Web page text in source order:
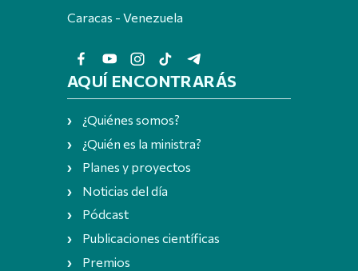
Caracas - Venezuela
AQUÍ ENCONTRARÁS
¿Quiénes somos?
¿Quién es la ministra?
Planes y proyectos
Noticias del día
Pódcast
Publicaciones científicas
Premios